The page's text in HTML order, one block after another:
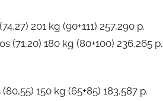
201 kg (90+111) 257,290 p.
(71,20) 180 kg (80+100) 236,265 p.
150 kg (65+85) 183,587 p.